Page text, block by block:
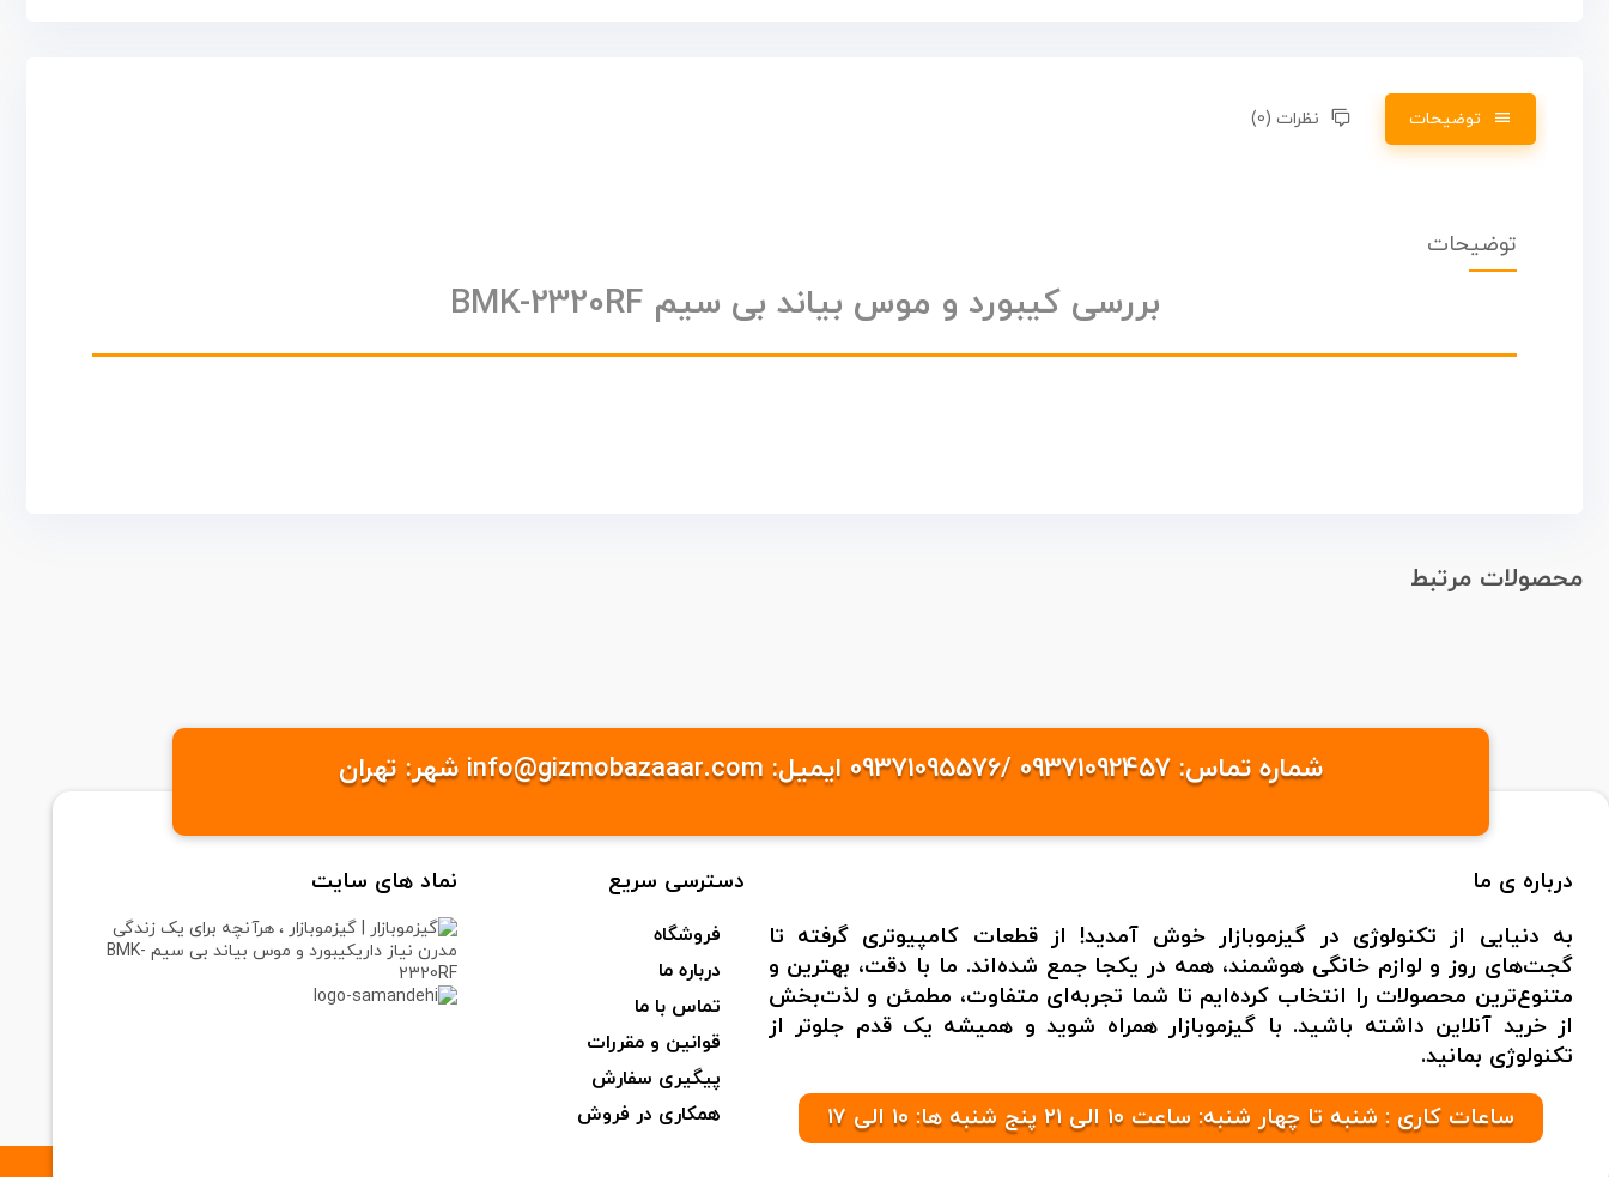
توضیحات نظرات (0)
توضیحات
بررسی کیبورد و موس بیاند بی سیم BMK-2320RF
محصولات مرتبط
شماره تماس: 09371092457 /09371095576 ایمیل: info@gizmobazaaar.com شهر: تهران
درباره ی ما
به دنیایی از تکنولوژی در گیزموبازار خوش آمدید! از قطعات کامپیوتری گرفته تا
گجت‌های روز و لوازم خانگی هوشمند، همه در یکجا جمع شده‌اند. ما با دقت، بهترین و
متنوع‌ترین محصولات را انتخاب کرده‌ایم تا شما تجربه‌ای متفاوت، مطمئن و لذت‌بخش
از خرید آنلاین داشته باشید. با گیزموبازار همراه شوید و همیشه یک قدم جلوتر از
تکنولوژی بمانید.
ساعات کاری : شنبه تا چهار شنبه: ساعت ۱۰ الی ۲۱ پنج شنبه ها: ۱۰ الی ۱۷
دسترسی سریع
فروشگاه
درباره ما
تماس با ما
قوانین و مقررات
پیگیری سفارش
همکاری در فروش
نماد های سایت